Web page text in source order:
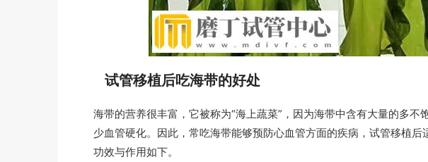
试管移植后吃海带的好处
海带的营养很丰富，它被称为“海上蔬菜”，因为海带中含有大量的多不
少血管硬化。因此，常吃海带能够预防心血管方面的疾病，试管移植
功效与作用如下。